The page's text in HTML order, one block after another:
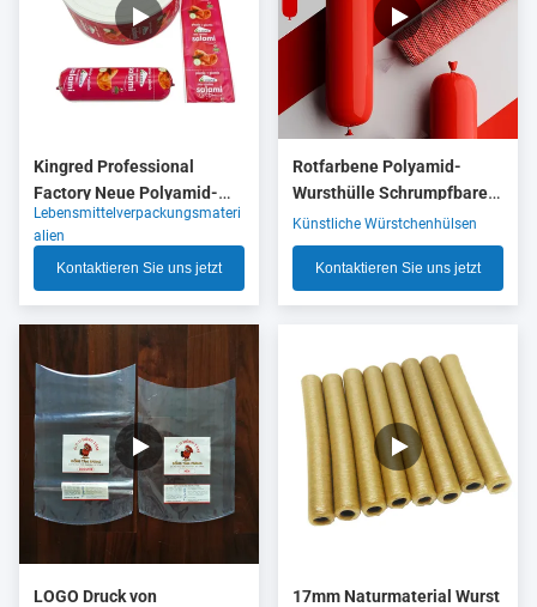
Kingred Professional
Factory Neue Polyamid-
Wurstgehäuse Kunststoff
für Lebensmittel OEM
Lebensmittelverpackungsmateri
alien
Kontaktieren Sie uns jetzt
Rotfarbene Polyamid-
Wursthülle Schrumpfbare
Nylonhülle mit 5 Schichten
Co-Extrusion für
Fleischwurstverpackungen
Künstliche Würstchenhülsen
Kontaktieren Sie uns jetzt
LOGO Druck von
17mm Naturmaterial Wurst